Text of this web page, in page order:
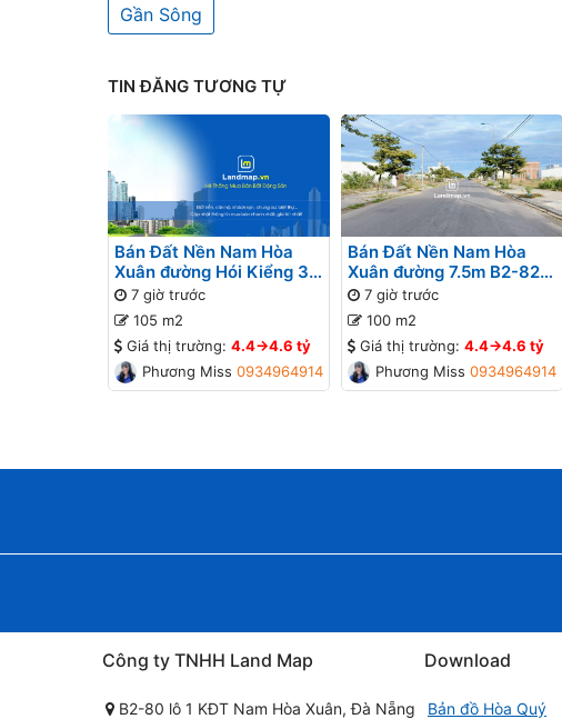
Gần Sông
TIN ĐĂNG TƯƠNG TỰ
Bán Đất Nền Nam Hòa
Xuân đường Hói Kiểng 31
B2-95 lô 9x - Gần Sông
7 giờ trước
105 m2
Giá thị trường: 4.4->4.6 tỷ
Phương Missa0934964914
Bán Đất Nền Nam Hòa
Xuân đường 7.5m B2-82
lô 4x - Gần Sông
7 giờ trước
100 m2
Giá thị trường: 4.4->4.6 tỷ
Phương Missa0934964914
Công ty TNHH Land Map
B2-80 lô 1 KĐT Nam Hòa Xuân, Đà Nẵng
Download
Bản đồ Hòa Quý